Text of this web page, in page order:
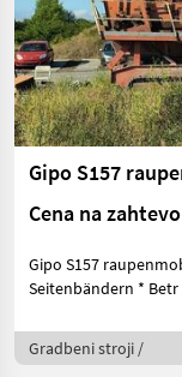
Gipo S157
Cena na zahtevo
Gipo S157
Seitenbändern * Betr
Gradbeni stroji /